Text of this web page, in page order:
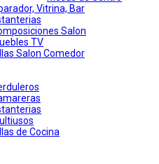
Vitrina, Bar
Salon
TV
Salon Comedor
de Cocina